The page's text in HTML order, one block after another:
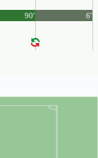
90' 6'